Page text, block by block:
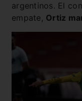
argentinos. El
empate, Ortiz